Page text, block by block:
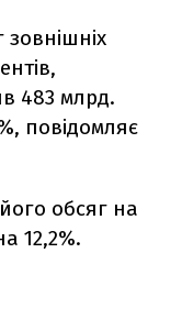
зовнішніх
483 млрд.
повідомляє
обсяг на
12,2%.